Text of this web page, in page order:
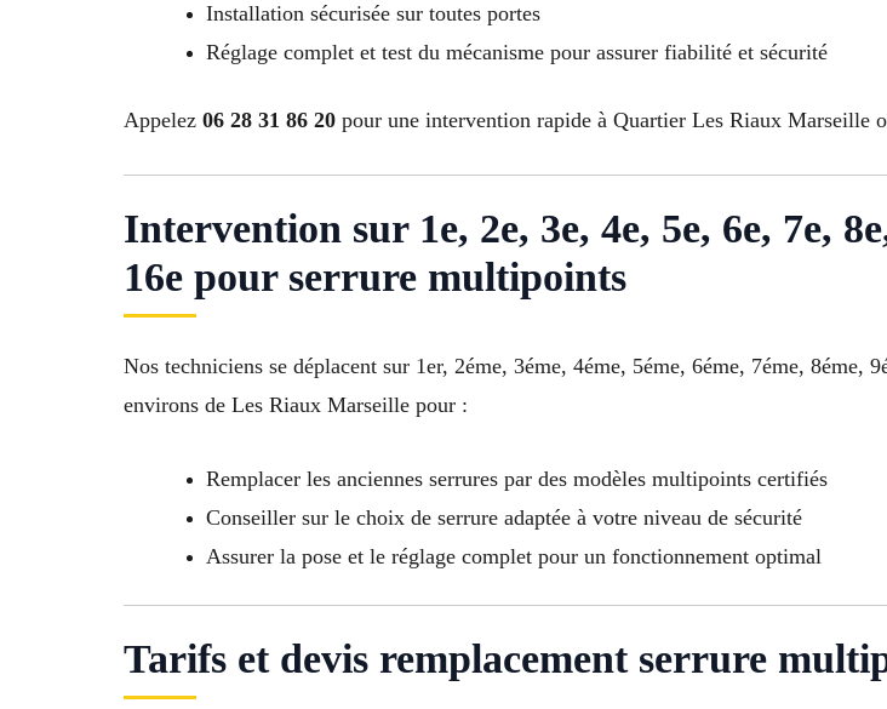
Installation sécurisée sur toutes portes
Réglage complet et test du mécanisme pour assurer fiabilité et sécurité
Appelez 06 28 31 86 20 pour une intervention rapide à Quartier Les Riaux
Intervention sur 1e, 2e, 3e, 4e, 5e, 6e, 7e,
16e pour serrure multipoints
Nos techniciens se déplacent sur 1er, 2éme, 3éme, 4éme, 5éme, 6éme, 7éme, 8éme,
environs de Les Riaux Marseille pour :
Remplacer les anciennes serrures par des modèles multipoints certifiés
Conseiller sur le choix de serrure adaptée à votre niveau de sécurité
Assurer la pose et le réglage complet pour un fonctionnement optimal
Tarifs et devis remplacement serrure